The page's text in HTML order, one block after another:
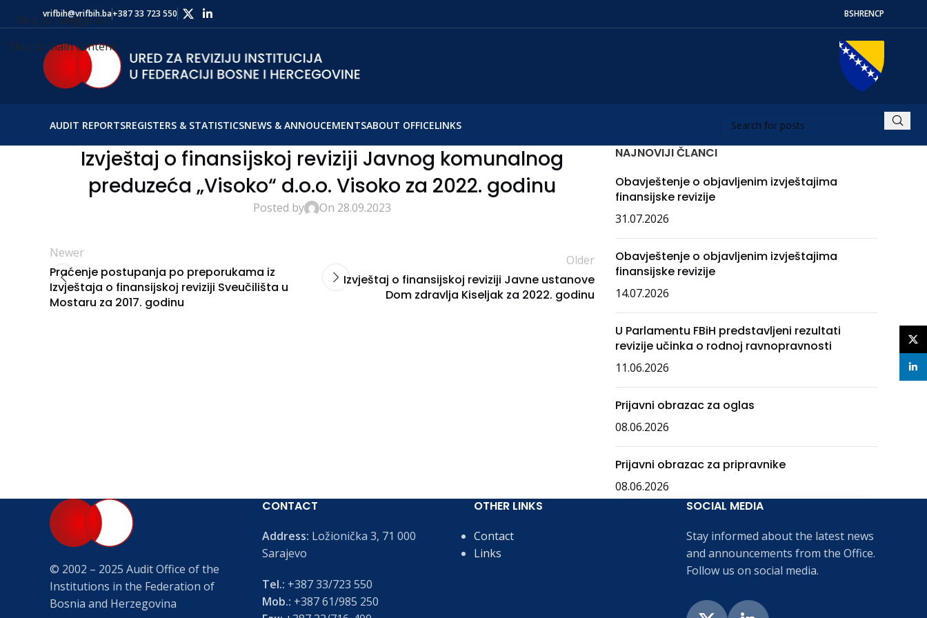
Skip to navigation
Skip to main content
vrifbih@vrifbih.ba+387 33 723 550 BSHRENСР
AUDIT REPORTSREGISTERS & STATISTICSNEWS & ANNOUCEMENTSABOUT OFFICELINKS
Izvještaj o finansijskoj reviziji Javnog komunalnog
preduzeća „Visoko“ d.o.o. Visoko za 2022. godinu
Posted by On 28.09.2023
Newer
Praćenje postupanja po preporukama iz
Izvještaja o finansijskoj reviziji Sveučilišta u
Mostaru za 2017. godinu
Older
Izvještaj o finansijskoj reviziji Javne ustanove
Dom zdravlja Kiseljak za 2022. godinu
NAJNOVIJI ČLANCI
Obavještenje o objavljenim izvještajima
finansijske revizije
31.07.2026
Obavještenje o objavljenim izvještajima
finansijske revizije
14.07.2026
U Parlamentu FBiH predstavljeni rezultati
revizije učinka o rodnoj ravnopravnosti
11.06.2026
Prijavni obrazac za oglas
08.06.2026
Prijavni obrazac za pripravnike
08.06.2026
© 2002 – 2025 Audit Office of the
Institutions in the Federation of
Bosnia and Herzegovina
CONTACT
Address: Ložionička 3, 71 000
Sarajevo
Tel.: +387 33/723 550
Mob.: +387 61/985 250
OTHER LINKS
Contact
Links
SOCIAL MEDIA
Stay informed about the latest news
and announcements from the Office.
Follow us on social media.